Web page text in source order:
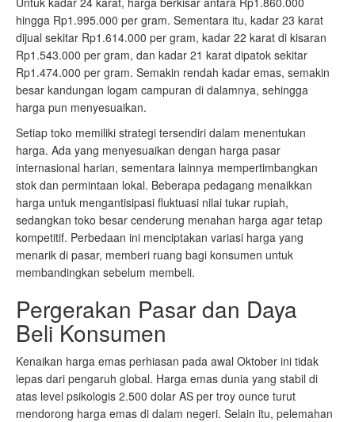
hingga Rp1.995.000 per gram. Sementara itu, kadar 23 karat
dijual sekitar Rp1.614.000 per gram, kadar 22 karat di kisaran
Rp1.543.000 per gram, dan kadar 21 karat dipatok sekitar
Rp1.474.000 per gram. Semakin rendah kadar emas, semakin
besar kandungan logam campuran di dalamnya, sehingga
harga pun menyesuaikan.
Setiap toko memiliki strategi tersendiri dalam menentukan
harga. Ada yang menyesuaikan dengan harga pasar
internasional harian, sementara lainnya mempertimbangkan
stok dan permintaan lokal. Beberapa pedagang menaikkan
harga untuk mengantisipasi fluktuasi nilai tukar rupiah,
sedangkan toko besar cenderung menahan harga agar tetap
kompetitif. Perbedaan ini menciptakan variasi harga yang
menarik di pasar, memberi ruang bagi konsumen untuk
membandingkan sebelum membeli.
Pergerakan Pasar dan Daya
Beli Konsumen
Kenaikan harga emas perhiasan pada awal Oktober ini tidak
lepas dari pengaruh global. Harga emas dunia yang stabil di
atas level psikologis 2.500 dolar AS per troy ounce turut
mendorong harga emas di dalam negeri. Selain itu, pelemahan